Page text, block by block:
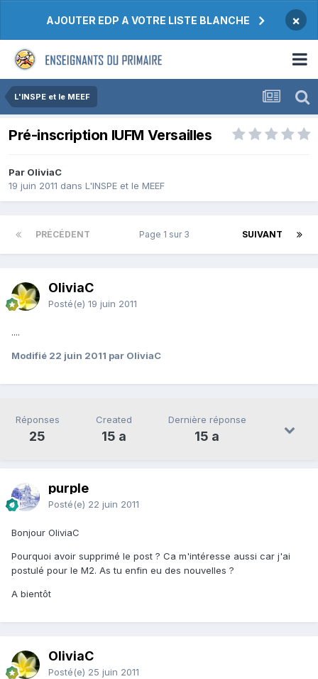
AJOUTER EDP A VOTRE LISTE BLANCHE ×
L'INSPE et le MEEF
Pré-inscription IUFM Versailles
Par OliviaC
19 juin 2011 dans L'INSPE et le MEEF
PRÉCÉDENT SUIVANT
Page 1 sur 3
OliviaC
Posté(e) 19 juin 2011
....
Modifié 22 juin 2011 par OliviaC
Réponses
25
Created
15 a
Dernière réponse
15 a
purple
Posté(e) 22 juin 2011
Bonjour OliviaC
Pourquoi avoir supprimé le post ? Ca m'intéresse aussi car j'ai
postulé pour le M2. As tu enfin eu des nouvelles ?
A bientôt
OliviaC
Posté(e) 25 juin 2011